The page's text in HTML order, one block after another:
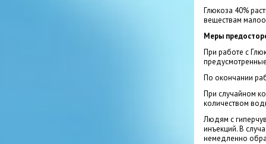
Глюкоза 40%
веществам
Меры
При работе с
По окончании
При случайном
количеством
Людям с
инъекций. В
немедленно